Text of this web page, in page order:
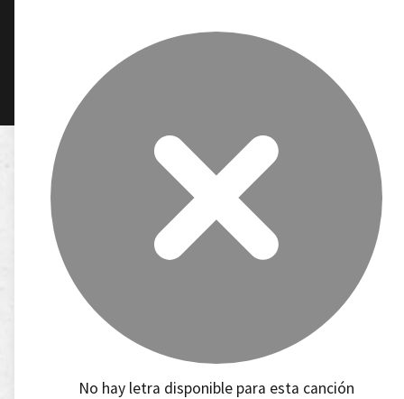
No hay letra disponible para esta canción